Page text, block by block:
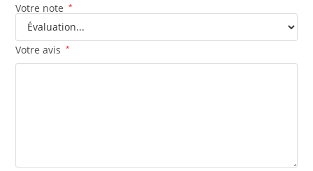
Votre note *
Votre avis *